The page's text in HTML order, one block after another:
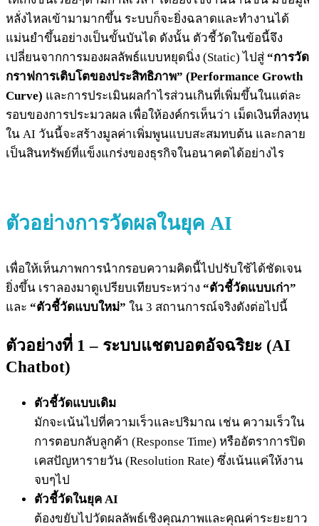
หลั่งไหลเข้ามามากขึ้น ระบบก็จะยิ่งฉลาดและทำงานได้
แม่นยำขึ้นอย่างเป็นขั้นบันได ดังนั้น ตัวชี้วัดในข้อนี้จึง
เปลี่ยนจากการมองผลลัพธ์แบบหยุดนิ่ง (Static) ไปสู่ “การวัด
กราฟการเติบโตของประสิทธิภาพ” (Performance Growth
Curve) และการประเมินผลกำไรส่วนเกินที่เพิ่มขึ้นในแต่ละ
รอบของการประมวลผล เพื่อให้องค์กรเห็นว่า เม็ดเงินที่ลงทุน
ใน AI วันนี้จะสร้างมูลค่าเพิ่มพูนแบบสะสมทบต้น และกลาย
เป็นสินทรัพย์ที่แข็งแกร่งของธุรกิจในอนาคตได้อย่างไร
ตัวอย่างการวัดผลในยุค AI
เพื่อให้เห็นภาพการนำกรอบความคิดนี้ไปปรับใช้ได้ชัดเจน
ยิ่งขึ้น เราลองมาดูเปรียบเทียบระหว่าง “ตัวชี้วัดแบบเก่า”
และ “ตัวชี้วัดแบบใหม่” ใน 3 สถานการณ์จริงดังต่อไปนี้
ตัวอย่างที่ 1 – ระบบแชตบอตอัจฉริยะ (AI
Chatbot)
ตัวชี้วัดแบบเดิม
มักจะเน้นไปที่ความเร็วและปริมาณ เช่น ความเร็วใน
การตอบกลับลูกค้า (Response Time) หรืออัตราการปิด
เคสปัญหารายวัน (Resolution Rate) ซึ่งเน้นแค่ให้งาน
จบๆไป
ตัวชี้วัดในยุค AI
ต้องขยับไปวัดผลลัพธ์เชิงคุณภาพและคุณค่าระยะยาว